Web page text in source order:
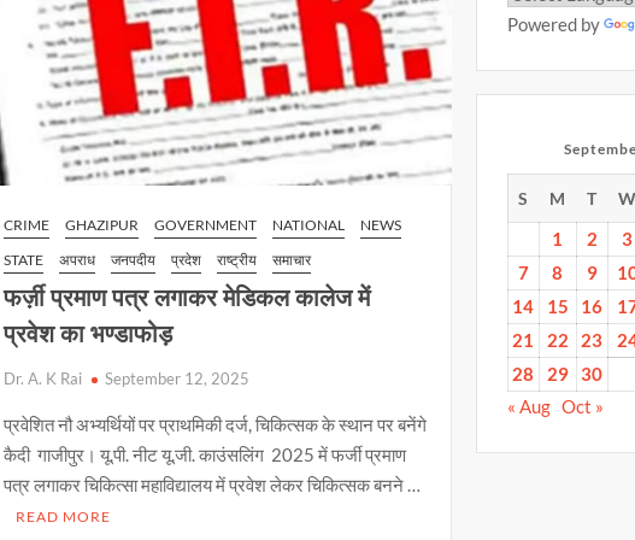
CRIME GHAZIPUR GOVERNMENT NATIONAL
NEWS
STATE
अपराध जनपदीय प्रदेश राष्ट्रीय समाचार
फर्ज़ी प्रमाण पत्र लगाकर मेडिकल कालेज में
प्रवेश का भण्डाफोड़
Dr. A. K Rai September 12, 2025
प्रवेशित नौ अभ्यर्थियों पर प्राथमिकी दर्ज, चिकित्सक के स्थान पर बनेंगे
कैदी गाजीपुर। यू.पी. नीट यू.जी. काउंसलिंग 2025 में फर्जी प्रमाण
पत्र लगाकर चिकित्सा महाविद्यालय में प्रवेश लेकर चिकित्सक बनने …
READ MORE
Powered by
S M T W
1 2 3
7
8 9
14
15 16
21
22 23
28
29 30
« Aug Oct »